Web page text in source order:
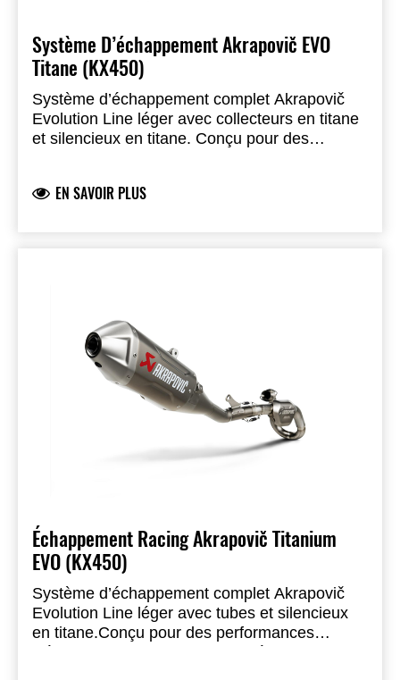
Système D’échappement Akrapovič EVO
Titane (KX450)
Système d’échappement complet Akrapovič
Evolution Line léger avec collecteurs en titane
et silencieux en titane. Conçu pour des
équipé d’un support soudé durable et d’un
EN SAVOIR PLUS
Échappement Racing Akrapovič Titanium
EVO (KX450)
Système d’échappement complet Akrapovič
Evolution Line léger avec tubes et silencieux
en titane.Conçu pour des performances
moteur maximales et un poids réduit.
Réduction de poids de 1.3 kg